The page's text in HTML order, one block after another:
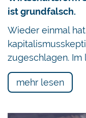
ist grundfalsch.
Wieder einmal
zugeschlagen. Im
mehr lesen